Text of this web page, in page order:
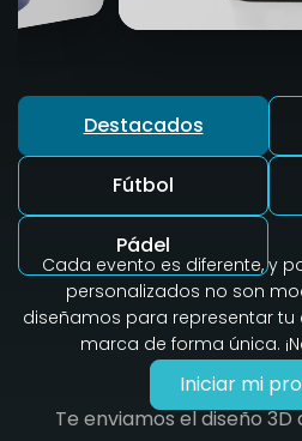
Destacados
Fútbol
Pádel
Cada evento es diferente, y
personalizados no son
diseñamos para representar
marca de forma única.
Iniciar mi
Te enviamos el diseño